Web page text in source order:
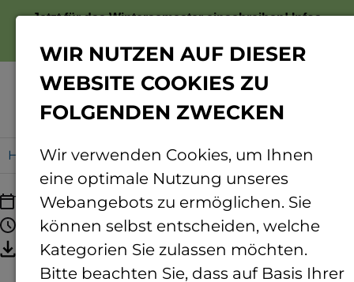
Jetzt für das Wintersemester einschreiben!Infos
Home WiMa für Schulen
11.09.2026
08:00 - 13:15 Uhr
Termin speichern
WIR NUTZEN AUF DIESER
WEBSITE COOKIES ZU
FOLGENDEN ZWECKEN
Wir verwenden Cookies, um Ihnen
eine optimale Nutzung unseres
Webangebots zu ermöglichen. Sie
können selbst entscheiden, welche
Kategorien Sie zulassen möchten.
Bitte beachten Sie, dass auf Basis Ihrer